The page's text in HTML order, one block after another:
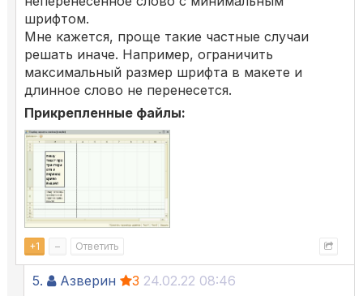
шрифтом.
Мне кажется, проще такие частные случаи
решать иначе. Например, ограничить
максимальный размер шрифта в макете и
длинное слово не перенесется.
Прикрепленные файлы:
+1 – Ответить
5. Азверин 3 24.02.22 08:46